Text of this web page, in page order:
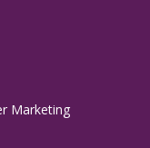
Marketing